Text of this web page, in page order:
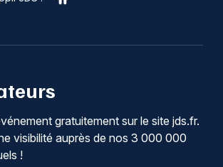
gratuitement sur le site jds.fr.
visibilité auprès de nos 3 000 000
!